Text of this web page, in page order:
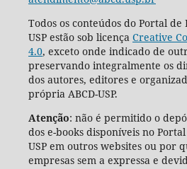
Todos os conteúdos do Portal
USP estão sob licença Creative
4.0, exceto onde indicado de
preservando integralmente os
dos autores, editores e
própria ABCD-USP.
Atenção: não é permitido o
dos e-books disponíveis no
USP em outros websites ou por
empresas sem a expressa e